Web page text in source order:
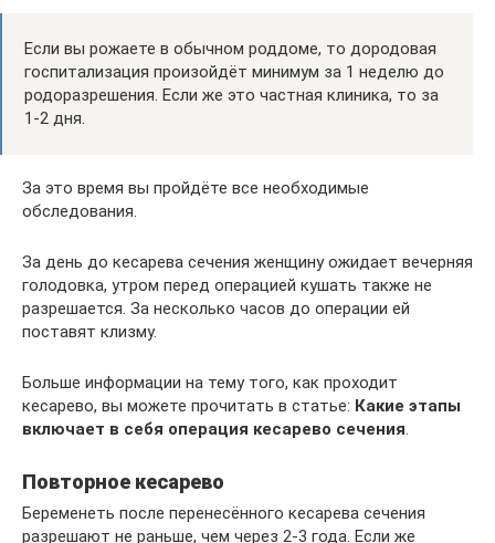
Если вы рожаете в обычном роддоме, то дородовая
госпитализация произойдёт минимум за 1 неделю до
родоразрешения. Если же это частная клиника, то за
1-2 дня.
За это время вы пройдёте все необходимые
обследования.
За день до кесарева сечения женщину ожидает вечерняя
голодовка, утром перед операцией кушать также не
разрешается. За несколько часов до операции ей
поставят клизму.
Больше информации на тему того, как проходит
кесарево, вы можете прочитать в статье: Какие этапы
включает в себя операция кесарево сечения.
Повторное кесарево
Беременеть после перенесённого кесарева сечения
разрешают не раньше, чем через 2-3 года. Если же